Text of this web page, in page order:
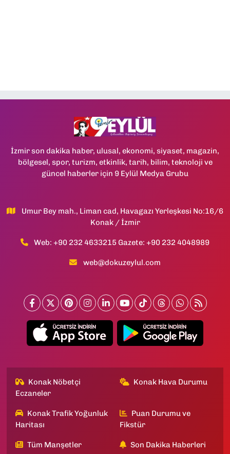
İzmir son dakika haber, ulusal, ekonomi, siyaset, magazin,
bölgesel, spor, turizm, etkinlik, tarih, bilim, teknoloji ve
güncel haberler için 9 Eylül Medya Grubu
Umur Bey mah., Liman cad, Havagazı Yerleşkesi No:16/6
Konak / İzmir
Web: +90 232 4633215 Gazete: +90 232 4048989
web@dokuzeylul.com
Konak Nöbetçi
Eczaneler
Konak Hava Durumu
Konak Trafik Yoğunluk
Haritası
Puan Durumu ve
Fikstür
Tüm Manşetler Son Dakika Haberleri